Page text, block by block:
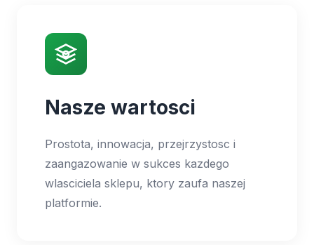
Nasze wartosci
Prostota, innowacja, przejrzystosc i
zaangazowanie w sukces kazdego
wlasciciela sklepu, ktory zaufa naszej
platformie.